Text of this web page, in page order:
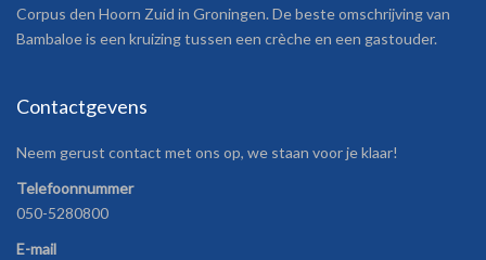
Corpus den Hoorn Zuid in Groningen. De beste omschrijving van
Bambaloe is een kruizing tussen een crèche en een gastouder.
Contactgevens
Neem gerust contact met ons op, we staan voor je klaar!
Telefoonnummer
050-5280800
E-mail